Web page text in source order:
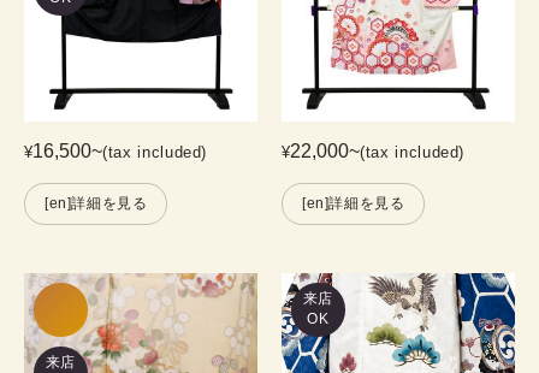
¥16,500~(tax included)
[en]詳細を見る
¥22,000~(tax included)
[en]詳細を見る
来店
来店
OK